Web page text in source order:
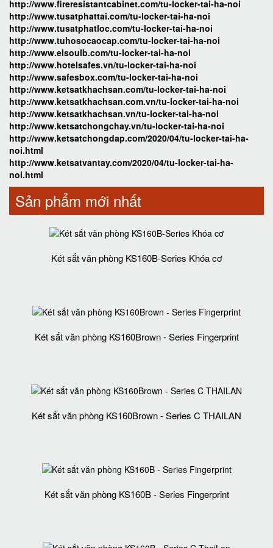
http://www.fireresistantcabinet.com/tu-locker-tai-ha-noi
http://www.tusatphattai.com/tu-locker-tai-ha-noi
http://www.tusatphatloc.com/tu-locker-tai-ha-noi
http://www.tuhosocaocap.com/tu-locker-tai-ha-noi
http://www.elsoulb.com/tu-locker-tai-ha-noi
http://www.hotelsafes.vn/tu-locker-tai-ha-noi
http://www.safesbox.com/tu-locker-tai-ha-noi
http://www.ketsatkhachsan.com/tu-locker-tai-ha-noi
http://www.ketsatkhachsan.com.vn/tu-locker-tai-ha-noi
http://www.ketsatkhachsan.vn/tu-locker-tai-ha-noi
http://www.ketsatchongchay.vn/tu-locker-tai-ha-noi
http://www.ketsatchongdap.com/2020/04/tu-locker-tai-ha-
noi.html
http://www.ketsatvantay.com/2020/04/tu-locker-tai-ha-
noi.html
Sản phẩm mới nhất
Két sắt văn phòng KS160B-Series Khóa cơ
Két sắt văn phòng KS160Brown - Series Fingerprint
Két sắt văn phòng KS160Brown - Series C THAILAN
Két sắt văn phòng KS160B - Series Fingerprint